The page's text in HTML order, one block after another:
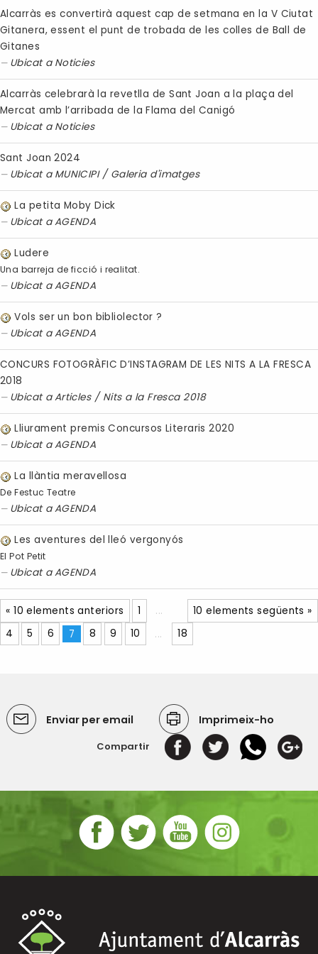
Alcarràs es convertirà aquest cap de setmana en la V Ciutat
Gitanera, essent el punt de trobada de les colles de Ball de
Gitanes
Ubicat a Noticies
Alcarràs celebrarà la revetlla de Sant Joan a la plaça del
Mercat amb l’arribada de la Flama del Canigó
Ubicat a Noticies
Sant Joan 2024
Ubicat a MUNICIPI / Galeria d'imatges
La petita Moby Dick
Ubicat aAGENDA
Ludere
Una barreja de ficció i realitat.
Ubicat aAGENDA
Vols ser un bon bibliolector ?
Ubicat aAGENDA
CONCURS FOTOGRÀFIC D’INSTAGRAM DE LES NITS A LA FRESCA
2018
Ubicat aArticles / Nits a la Fresca 2018
Lliurament premis Concursos Literaris 2020
Ubicat aAGENDA
La llàntia meravellosa
De Festuc Teatre
Ubicat aAGENDA
Les aventures del lleó vergonyós
El Pot Petit
Ubicat aAGENDA
« 10 elements anteriors 10 elements següents »
1
...
4
5 6 7 8 9 10 ... 18
Enviar per email Imprimeix-ho
Compartir